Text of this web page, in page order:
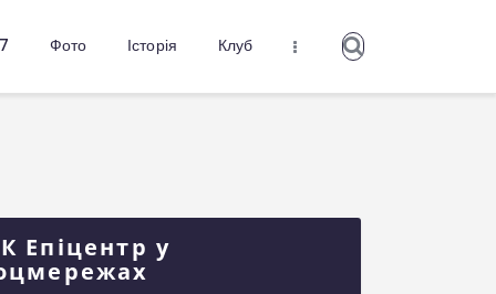
Фото Історія Клуб
Епіцентр у